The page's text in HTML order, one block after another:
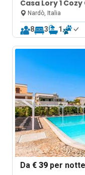
Casa Lory 1
Nardò, Italia
8 3 1
Da€ 39 per notte